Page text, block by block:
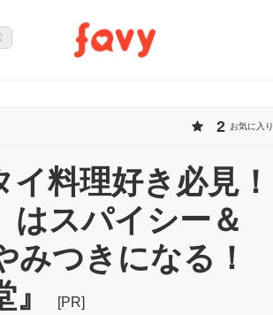
2 お気に入り
イ料理好き必見！
はスパイシー＆
みつきになる！
』
[PR]